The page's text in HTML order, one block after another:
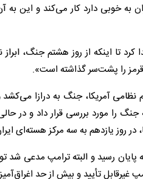
به خوبی دارد کار می‌کند و این به
تا اینکه از روز هشتم جنگ،
را پشت‌سر گذاشته است».
نظامی آمریکا، جنگ به درازا
را مورد بررسی قرار داد و در
در روز یازدهم به سه مرکز هسته‌ای
رسید و البته ترامپ مدعی شد
غیرقابل تأیید و بیش از حد